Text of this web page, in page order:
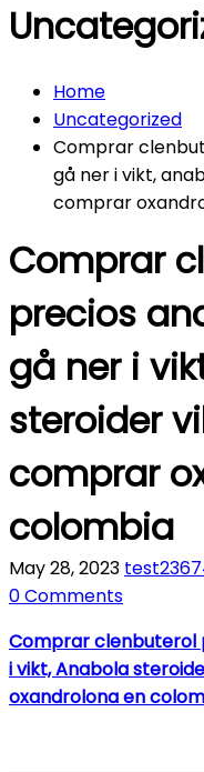
Home
Uncategorized
Comprar
gå ner i vikt,
comprar
Comprar
precios
gå ner i
steroider
comprar
colombia
May 28, 2023
0 Comments
Comprar clenbuterol
i vikt, Anabola
oxandrolona en